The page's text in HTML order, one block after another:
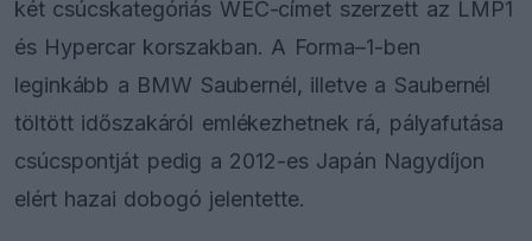
két csúcskategóriás WEC-címet szerzett az LMP1
és Hypercar korszakban. A Forma–1-ben
leginkább a BMW Saubernél, illetve a Saubernél
töltött időszakáról emlékezhetnek rá, pályafutása
csúcspontját pedig a 2012-es Japán Nagydíjon
elért hazai dobogó jelentette.